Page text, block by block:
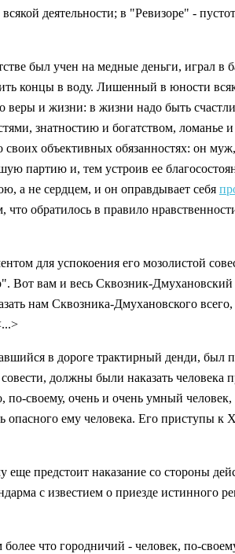
деятельности; в "Ревизоре" -
был учен на медные деньги, играл в
концы в воду. Лишенный в юности
веры и жизни: в жизни надо быть
знатностию и богатством, ломанье
объективных обязанностях: он
партию и, тем устроив ее
а не сердцем, и он оправдывает себя
обратилось в правило
для успокоения его мозолистой
Вот вам и весь Сквозник-
нам Сквозника-Дмухановского
в дороге трактирный денди, был
должны были наказать человека
по-своему, очень и очень умный
опасного ему человека. Его приступы к
предстоит наказание со стороны
с известием о приезде истинного
что городничий - человек, по-